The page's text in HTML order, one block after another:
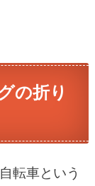
の折り
転車という